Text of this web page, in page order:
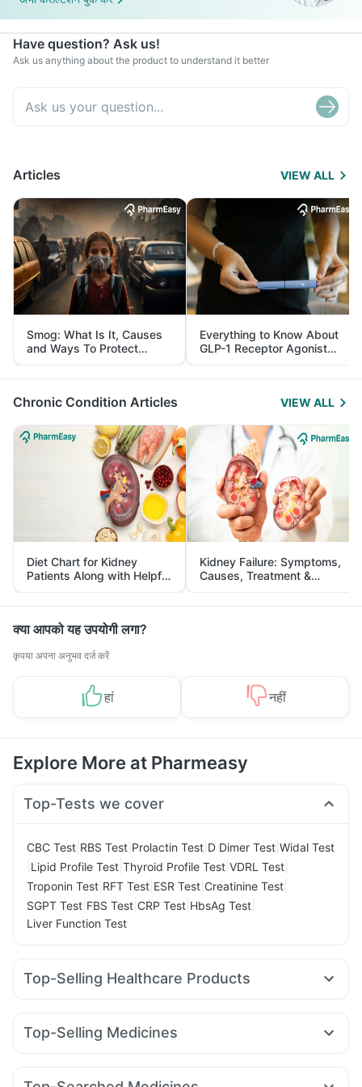
Have question? Ask us!
Ask us anything about the product to understand it better
Articles VIEW ALL
Smog: What Is It, Causes
and Ways To Protect
Yourself From It
Everything to Know About
GLP-1 Receptor Agonist
and Its Role in Weight
Management
Chronic Condition Articles VIEW ALL
Diet Chart for Kidney
Patients Along with Helpful
Tips
Kidney Failure: Symptoms,
Causes, Treatment &
Prevention
क्या आपको यह उपयोगी लगा?
कृपया अपना अनुभव दर्ज करें
हां नहीं
Explore More at Pharmeasy
Top-Tests we cover
CBC Test RBS Test Prolactin Test D Dimer Test Widal Test
Lipid Profile Test Thyroid Profile Test VDRL Test
Troponin Test RFT Test ESR Test Creatinine Test
SGPT Test FBS Test CRP Test HbsAg Test
Liver Function Test
Top-Selling Healthcare Products
Abzorb Antifungal Soap Prohance Nutrition Drink
Digene Acidity & Gas Relief Tablets
Shelcal 500mg
Cystone Tablet
Top-Selling Medicines
Telma 40 Cilacar 10 Lirafit 6mg Amoxyclav 625